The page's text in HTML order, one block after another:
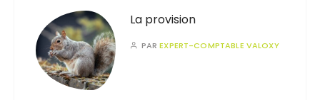
La provision
PAREXPERT-COMPTABLE VALOXY